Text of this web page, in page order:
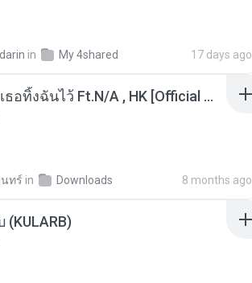
in My 4shared 17 days ago
KRK - เธอทิ้งฉันไว้ Ft.N/A , HK [Official MV]
ทร์ in Downloads 8 months ago
(KULARB)